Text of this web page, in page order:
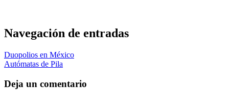
Navegación de entradas
Duopolios en México
Autómatas de Pila
Deja un comentario